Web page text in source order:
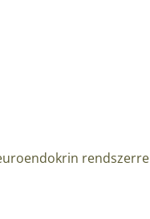
rendszerre